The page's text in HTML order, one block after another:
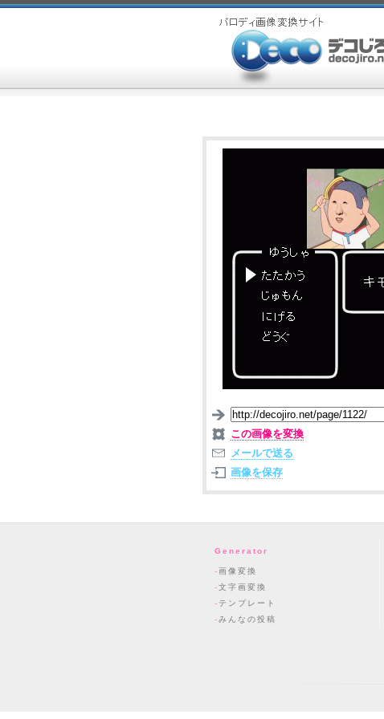
この画像を変換
メールで送る
画像を保存
Generator
画像変換
文字画変換
テンプレート
みんなの投稿